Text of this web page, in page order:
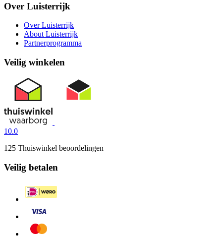
Over Luisterrijk
Over Luisterrijk
About Luisterrijk
Partnerprogramma
Veilig winkelen
10.0
125 Thuiswinkel beoordelingen
Veilig betalen